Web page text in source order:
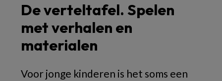
De verteltafel. Spelen
met verhalen en
materialen
Voor jonge kinderen is het soms een